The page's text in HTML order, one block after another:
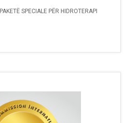
PAKETË SPECIALE PËR HIDROTERAPI